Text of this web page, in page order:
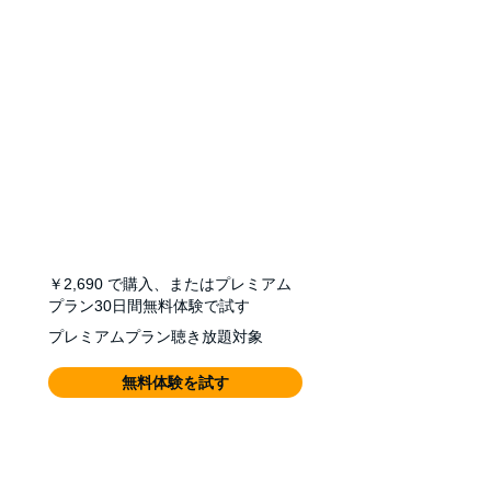
￥2,690 で購入、またはプレミアム
プラン30日間無料体験で試す
プレミアムプラン聴き放題対象
無料体験を試す